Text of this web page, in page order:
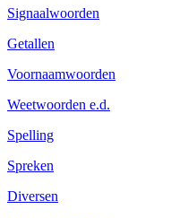
Signaalwoorden
Getallen
Voornaamwoorden
Weetwoorden e.d.
Spelling
Spreken
Diversen